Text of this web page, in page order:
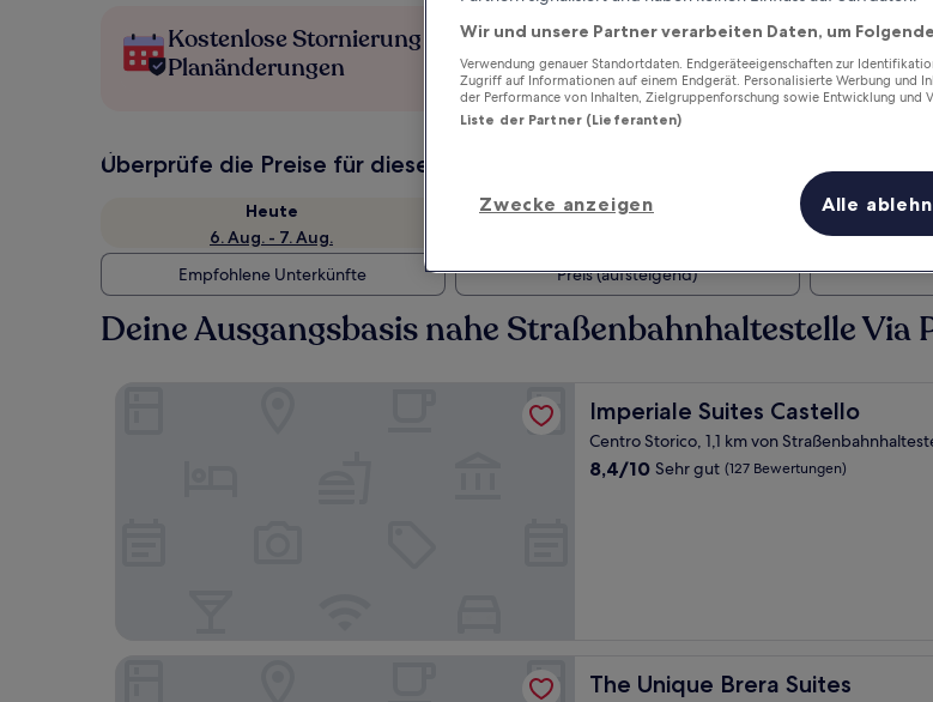
Kostenlose Stornierung bei
Planänderungen
Verdiene Prämien für jede
wahrgenommene
Überprüfe die Preise für diese Daten
Heute
6. Aug. - 7. Aug.
Morgen
Empfohlene Unterkünfte
Preis (aufsteigend)
Deine Ausgangsbasis nahe Straßenbahnhaltestelle Via
Imperiale Suites Castello
Imperiale Suites Castello
Centro Storico, 1,1 km von
8.4
8,4/10 Sehr gut (127 Bewertungen)
The Unique Brera Suites
The Unique Brera Suites
Wir und unsere Partner verarbeiten Daten, um
Verwendung genauer Standortdaten. Endgeräteeigenschaften zur
Zugriff auf Informationen auf einem Endgerät. Personalisierte Werbung und
der Performance von Inhalten, Zielgruppenforschung sowie Entwicklung und
Liste der Partner (Lieferanten)
Zwecke anzeigen Alle